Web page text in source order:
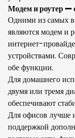
Модем и роутер —
Одними из самых
являются модем и
интернет-
устройствами.
обе функции.
Для домашнего
двумя или тремя
обеспечивают
Для офисов лучше
поддержкой